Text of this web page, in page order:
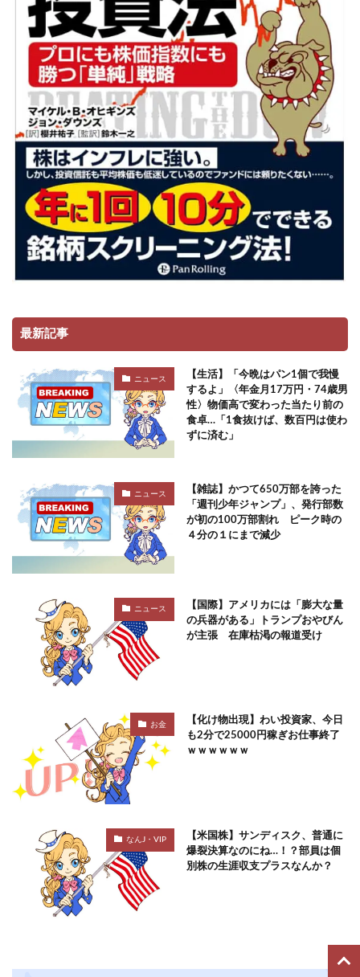
最新記事
ニュース
【生活】「今晩はパン1個で我慢
するよ」〈年金月17万円・74歳男
性〉物価高で変わった当たり前の
食卓…「1食抜けば、数百円は使わ
ずに済む」
ニュース
【雑誌】かつて650万部を誇った
「週刊少年ジャンプ」、発行部数
が初の100万部割れ ピーク時の
４分の１にまで減少
ニュース
【国際】アメリカには「膨大な量
の兵器がある」トランプおやびん
が主張 在庫枯渇の報道受け
お金
【化け物出現】わい投資家、今日
も2分で25000円稼ぎお仕事終了
ｗｗｗｗｗｗ
なんJ・VIP
【米国株】サンディスク、普通に
爆裂決算なのにね…！？部員は個
別株の生涯収支プラスなんか？